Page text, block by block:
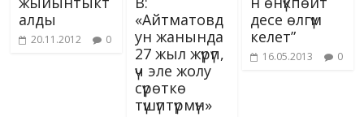
алды
20.11.2012 0
«Айтматовд
ун жанында
27 жыл жүрүп,
үч эле жолу
сүрөткө
түшүптүрмүн»
десе өлгүм
келет”
16.05.2013 0